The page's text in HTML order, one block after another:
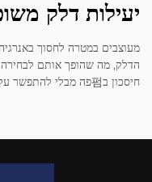
יעילות דלק
מעוצבים במטרה לחסוך
הדלק, מה שהופך אותם לבחירה
חיסכון ב펌פה מבלי להתפשר על הביצועים.